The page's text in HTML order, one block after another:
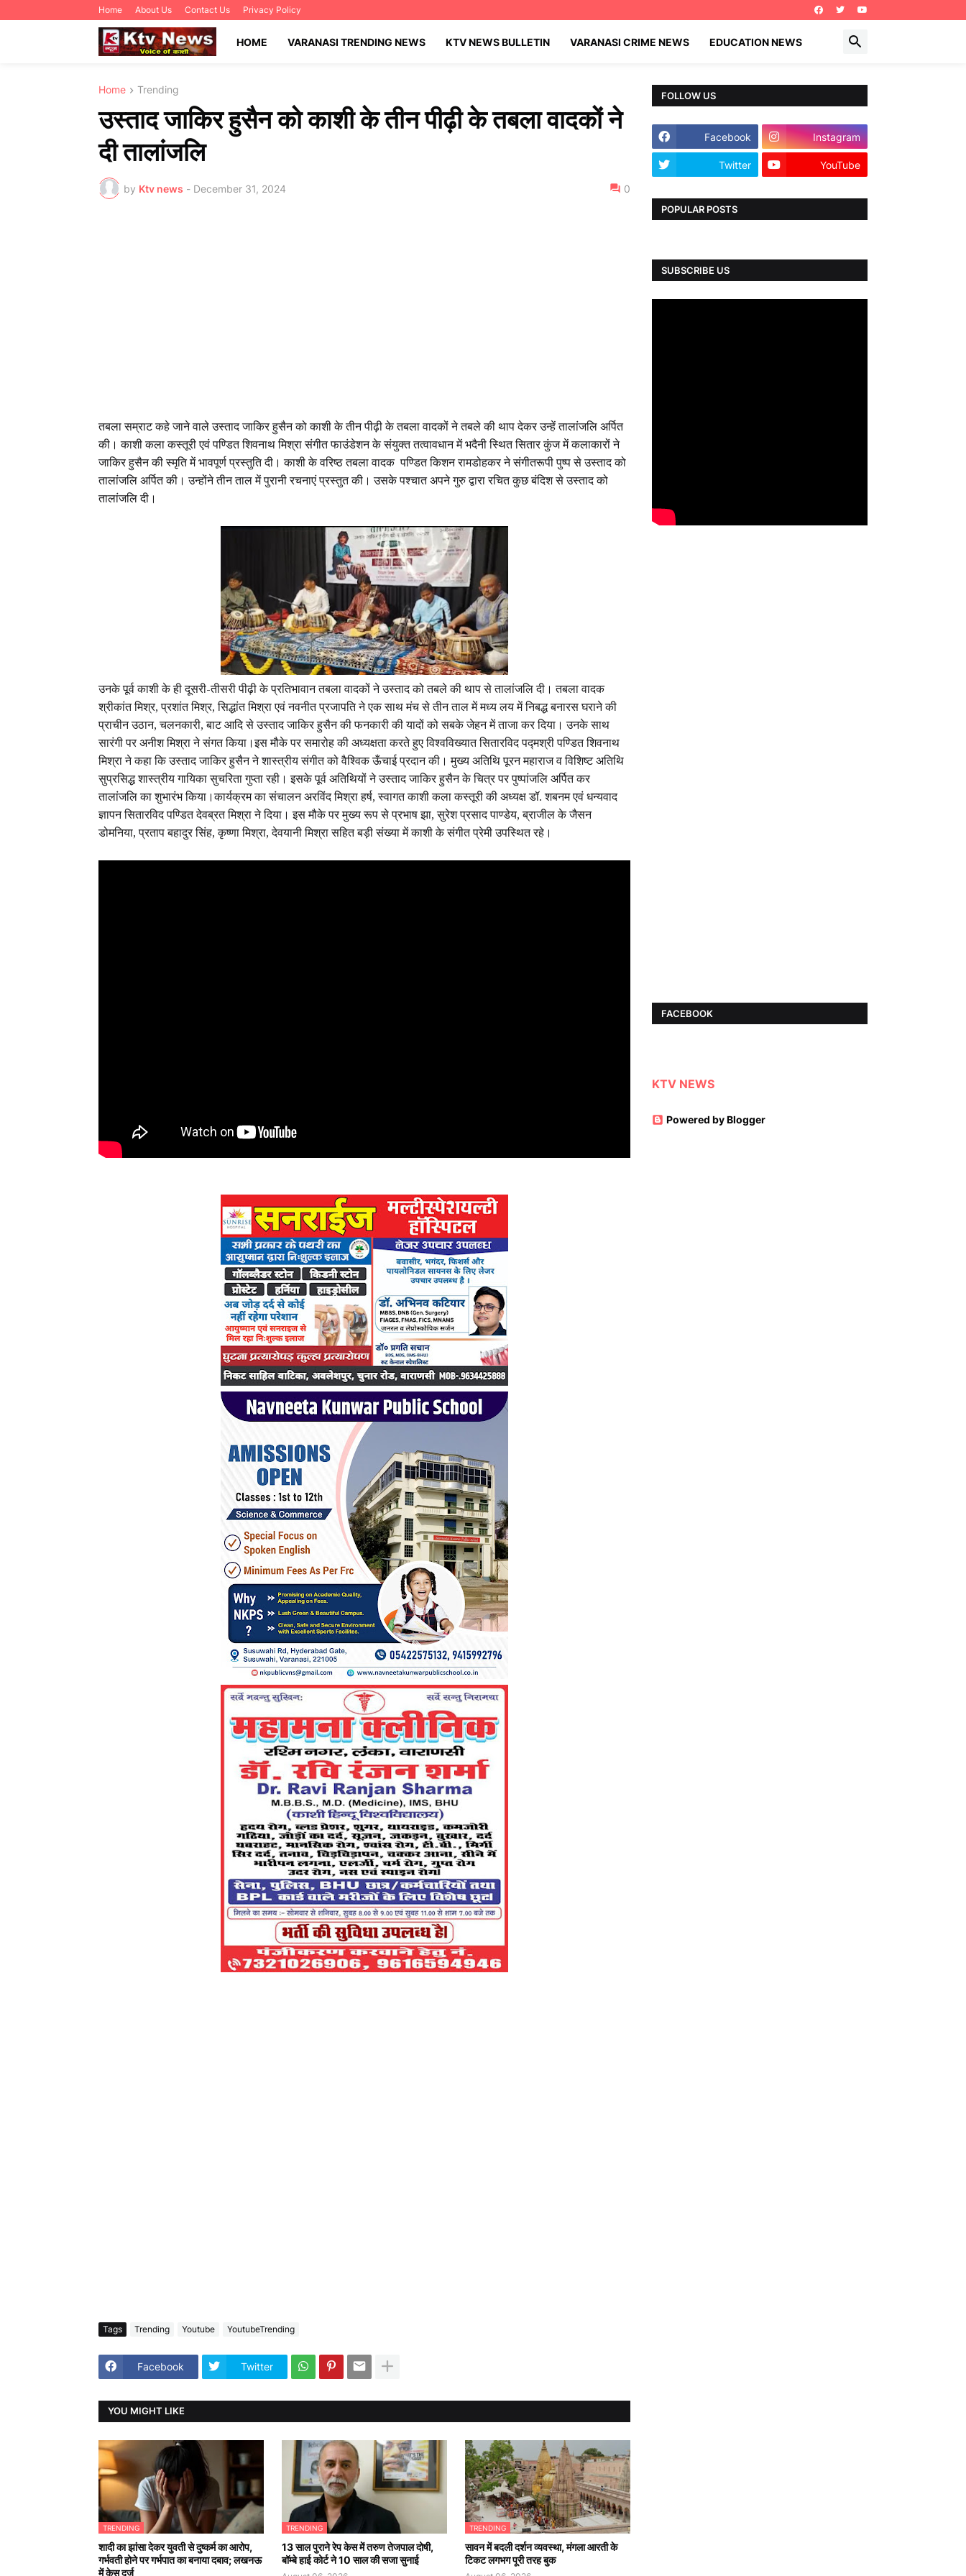
Home About Us Contact Us Privacy Policy
HOME VARANASI TRENDING NEWS KTV NEWS BULLETIN VARANASI CRIME NEWS EDUCATION NEWS
Home Trending
उस्ताद जाकिर हुसैन को काशी के तीन पीढ़ी के तबला वादकों ने
दी तालांजलि
by Ktv news - December 31, 2024 0
तबला सम्राट कहे जाने वाले उस्ताद जाकिर हुसैन को काशी के तीन पीढ़ी के तबला वादकों ने तबले की थाप देकर उन्हें तालांजलि अर्पित
की। काशी कला कस्तूरी एवं पण्डित शिवनाथ मिश्रा संगीत फाउंडेशन के संयुक्त तत्वावधान में भदैनी स्थित सितार कुंज में कलाकारों ने
जाकिर हुसैन की स्मृति में भावपूर्ण प्रस्तुति दी। काशी के वरिष्ठ तबला वादक पण्डित किशन रामडोहकर ने संगीतरूपी पुष्प से उस्ताद को
तालांजलि अर्पित की। उन्होंने तीन ताल में पुरानी रचनाएं प्रस्तुत की। उसके पश्चात अपने गुरु द्वारा रचित कुछ बंदिश से उस्ताद को
तालांजलि दी।
उनके पूर्व काशी के ही दूसरी-तीसरी पीढ़ी के प्रतिभावान तबला वादकों ने उस्ताद को तबले की थाप से तालांजलि दी। तबला वादक
श्रीकांत मिश्र, प्रशांत मिश्र, सिद्धांत मिश्रा एवं नवनीत प्रजापति ने एक साथ मंच से तीन ताल में मध्य लय में निबद्ध बनारस घराने की
प्राचीन उठान, चलनकारी, बाट आदि से उस्ताद जाकिर हुसैन की फनकारी की यादों को सबके जेहन में ताजा कर दिया। उनके साथ
सारंगी पर अनीश मिश्रा ने संगत किया।इस मौके पर समारोह की अध्यक्षता करते हुए विश्वविख्यात सितारविद पद्मश्री पण्डित शिवनाथ
मिश्रा ने कहा कि उस्ताद जाकिर हुसैन ने शास्त्रीय संगीत को वैश्विक ऊँचाई प्रदान की। मुख्य अतिथि पूरन महाराज व विशिष्ट अतिथि
सुप्रसिद्ध शास्त्रीय गायिका सुचरिता गुप्ता रही। इसके पूर्व अतिथियों ने उस्ताद जाकिर हुसैन के चित्र पर पुष्पांजलि अर्पित कर
तालांजलि का शुभारंभ किया।कार्यक्रम का संचालन अरविंद मिश्रा हर्ष, स्वागत काशी कला कस्तूरी की अध्यक्ष डॉ. शबनम एवं धन्यवाद
ज्ञापन सितारविद पण्डित देवब्रत मिश्रा ने दिया। इस मौके पर मुख्य रूप से प्रभाष झा, सुरेश प्रसाद पाण्डेय, ब्राजील के जैसन
डोमनिया, प्रताप बहादुर सिंह, कृष्णा मिश्रा, देवयानी मिश्रा सहित बड़ी संख्या में काशी के संगीत प्रेमी उपस्थित रहे।
Tags Trending Youtube YoutubeTrending
Facebook Twitter
YOU MIGHT LIKE
TRENDING
शादी का झांसा देकर युवती से दुष्कर्म का आरोप,
गर्भवती होने पर गर्भपात का बनाया दबाव; लखनऊ
में केस दर्ज
TRENDING
13 साल पुराने रेप केस में तरुण तेजपाल दोषी,
बॉम्बे हाई कोर्ट ने 10 साल की सजा सुनाई
TRENDING
सावन में बदली दर्शन व्यवस्था, मंगला आरती के
टिकट लगभग पूरी तरह बुक
FOLLOW US
Facebook Instagram
Twitter YouTube
POPULAR POSTS
SUBSCRIBE US
FACEBOOK
KTV NEWS
Powered by Blogger